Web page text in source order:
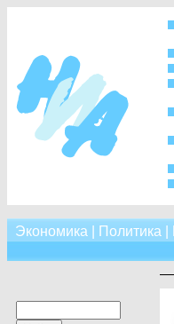
Экономика Политика